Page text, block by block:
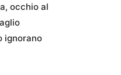
occhio al
ignorano